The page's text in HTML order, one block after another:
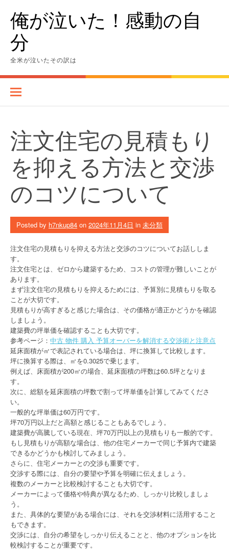
content俺が泣いた！感動の自
分
全米が泣いたその訳は
注文住宅の見積もり
を抑える方法と交渉
のコツについて
Posted by h7nkup84 on 2024年11月4日 in 未分類
注文住宅の見積もりを抑える方法と交渉のコツについてお話ししま
す。
注文住宅とは、ゼロから建築するため、コストの管理が難しいことが
あります。
まず注文住宅の見積もりを抑えるためには、予算別に見積もりを取る
ことが大切です。
見積もりが高すぎると感じた場合は、その価格が適正かどうかを確認
しましょう。
建築費の坪単価を確認することも大切です。
参考ページ： 中古 物件 購入 予算オーバーを解消する交渉術と注意点
延床面積が㎡で表記されている場合は、坪に換算して比較します。
坪に換算する際は、㎡を0.3025で乗じます。
例えば、床面積が200㎡の場合、延床面積の坪数は60.5坪となりま
す。
次に、総額を延床面積の坪数で割って坪単価を計算してみてくださ
い。
一般的な坪単価は60万円です。
坪70万円以上だと高額と感じることもあるでしょう。
建築費が高騰している現在、坪70万円以上の見積もりも一般的です。
もし見積もりが高額な場合は、他の住宅メーカーで同じ予算内で建築
できるかどうかも検討してみましょう。
さらに、住宅メーカーとの交渉も重要です。
交渉する際には、自分の要望や予算を明確に伝えましょう。
複数のメーカーと比較検討することも大切です。
メーカーによって価格や特典が異なるため、しっかり比較しましょ
う。
また、具体的な要望がある場合には、それを交渉材料に活用すること
もできます。
交渉には、自分の希望をしっかり伝えることと、他のオプションを比
較検討することが重要です。